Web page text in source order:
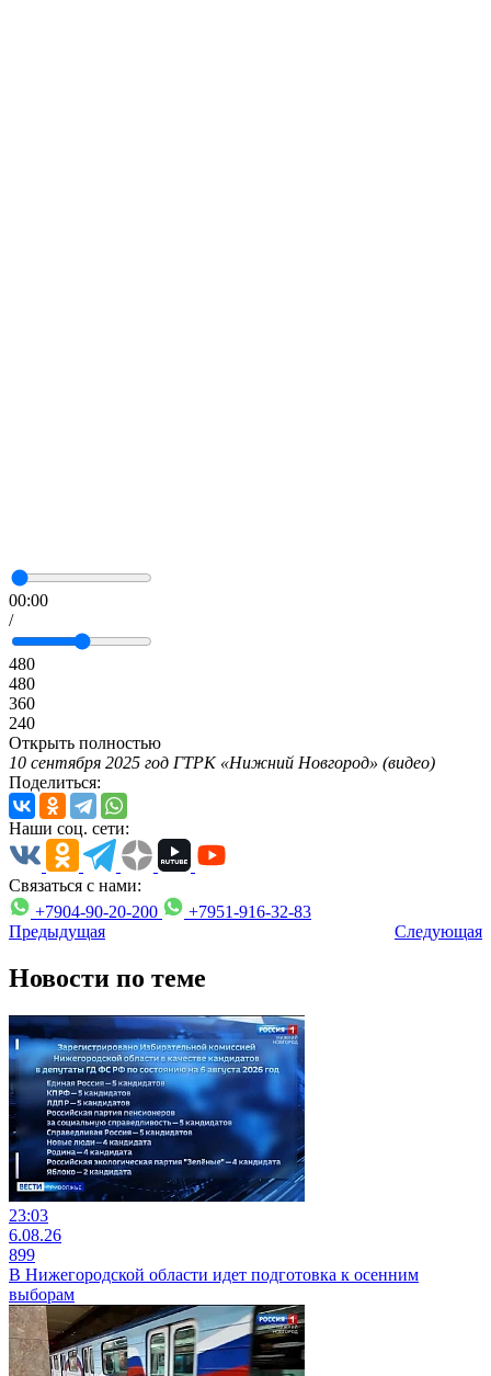
00:00
/
480
480
360
240
Открыть полностью
10 сентября 2025 год ГТРК «Нижний Новгород» (видео)
Поделиться:
Наши соц. сети:
Связаться с нами:
+7904-90-20-200
+7951-916-32-83
Предыдущая
Следующая
Новости по теме
23:03
6.08.26
899
В Нижегородской области идет подготовка к осенним
выборам